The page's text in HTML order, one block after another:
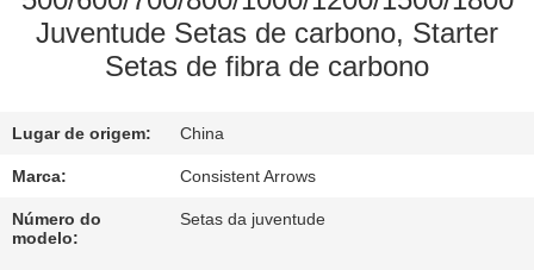
CONTROLE
CONTACTE-
NOS
Juventude Setas de carbono, Starter
Setas de fibra de carbono
Lugar de origem: China
Marca: Consistent Arrows
Número do
modelo:
Setas da juventude